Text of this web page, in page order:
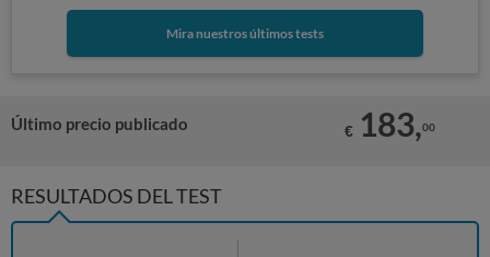
Mira nuestros últimos tests
Último precio publicado € 183,00
RESULTADOS DEL TEST